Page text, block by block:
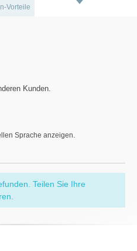
Vorteile
Kunden.
Sprache anzeigen.
Teilen Sie Ihre